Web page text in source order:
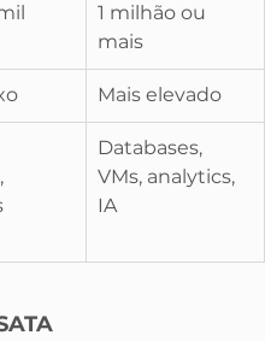
1 milhão ou
mais
Mais elevado
Databases,
VMs, analytics,
IA